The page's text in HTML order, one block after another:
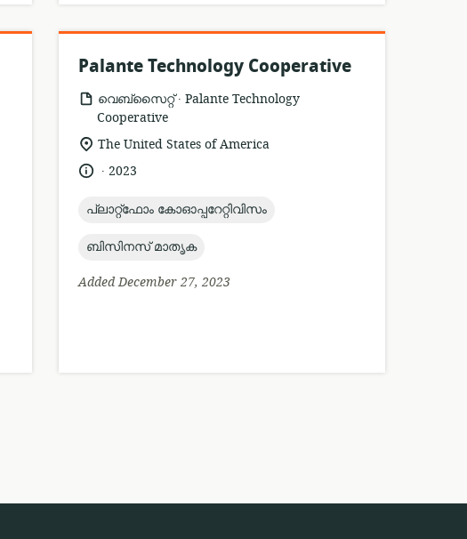
Palante Technology Cooperative
resource
format:
വെബ്സൈറ്റ് .
publisher:
Palante Technology
Cooperative
location
relevance:
The United States of America
language:
.
date2023
topic:
പ്ലാറ്റ്ഫോം കോഓപ്പറേറ്റിവിസം
topic:
ബിസിനസ് മാതൃക
Added December 27, 2023